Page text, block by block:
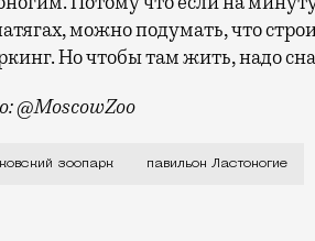
можно подумать, что
Но чтобы там жить, надо
@MoscowZoo
Москвы начали программу
зоопарк павильон Ластоногие